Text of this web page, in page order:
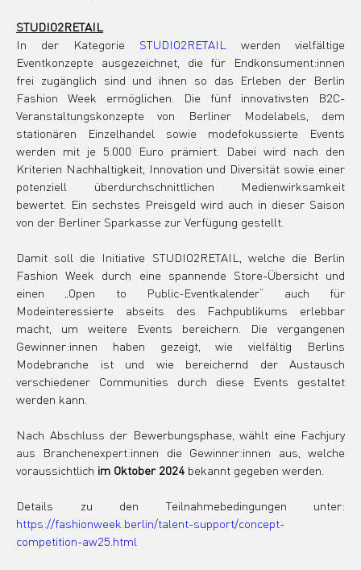
STUDIO2RETAIL
In der Kategorie STUDIO2RETAIL
werden vielfältige
Eventkonzepte ausgezeichnet, die für Endkonsument:innen
frei zugänglich sind und ihnen so das Erleben der Berlin
Fashion Week ermöglichen. Die fünf innovativsten B2C-
Veranstaltungskonzepte von Berliner Modelabels, dem
stationären Einzelhandel sowie modefokussierte Events
werden mit je 5.000 Euro prämiert. Dabei wird nach den
Kriterien Nachhaltigkeit, Innovation und Diversität sowie einer
potenziell überdurchschnittlichen Medienwirksamkeit
bewertet. Ein sechstes Preisgeld wird auch in dieser Saison
von der Berliner Sparkasse zur Verfügung gestellt.
Damit soll die Initiative STUDIO2RETAIL, welche die Berlin
Fashion Week durch eine spannende Store-Übersicht und
einen „Open to Public-Eventkalender“ auch für
Modeinteressierte abseits des Fachpublikums erlebbar
macht, um weitere Events bereichern. Die vergangenen
Gewinner:innen haben gezeigt, wie vielfältig Berlins
Modebranche ist und wie bereichernd der Austausch
verschiedener Communities durch diese Events gestaltet
werden kann.
Nach Abschluss der Bewerbungsphase, wählt eine Fachjury
aus Branchenexpert:innen die Gewinner:innen aus, welche
voraussichtlich im Oktober 2024 bekannt gegeben werden.
https://fashionweek.berlin/talent-support/concept-
competition-aw25.html